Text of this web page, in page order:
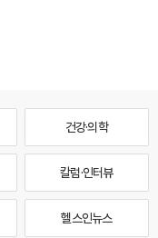
건강·의학
칼럼·인터뷰
헬스인뉴스